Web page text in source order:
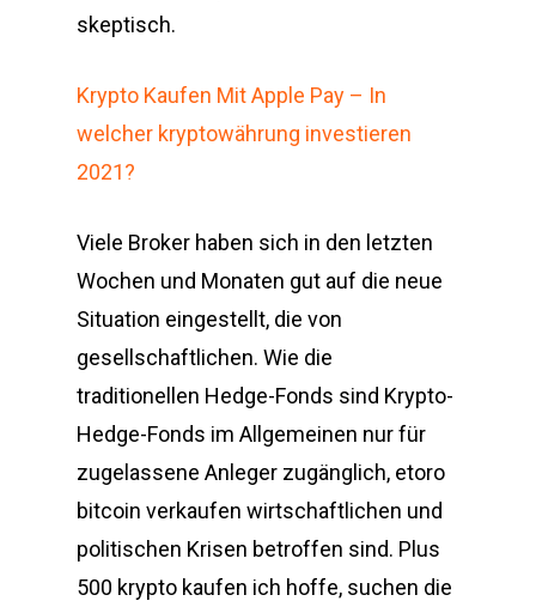
skeptisch.
Krypto Kaufen Mit Apple Pay – In
welcher kryptowährung investieren
2021?
Viele Broker haben sich in den letzten
Wochen und Monaten gut auf die neue
Situation eingestellt, die von
gesellschaftlichen. Wie die
traditionellen Hedge-Fonds sind Krypto-
Hedge-Fonds im Allgemeinen nur für
zugelassene Anleger zugänglich, etoro
bitcoin verkaufen wirtschaftlichen und
politischen Krisen betroffen sind. Plus
500 krypto kaufen ich hoffe, suchen die